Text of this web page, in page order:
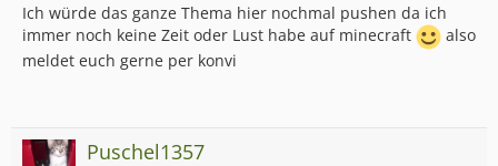
Ich würde das ganze Thema hier nochmal pushen da ich
immer noch keine Zeit oder Lust habe auf minecraft
also
meldet euch gerne per konvi
Puschel1357